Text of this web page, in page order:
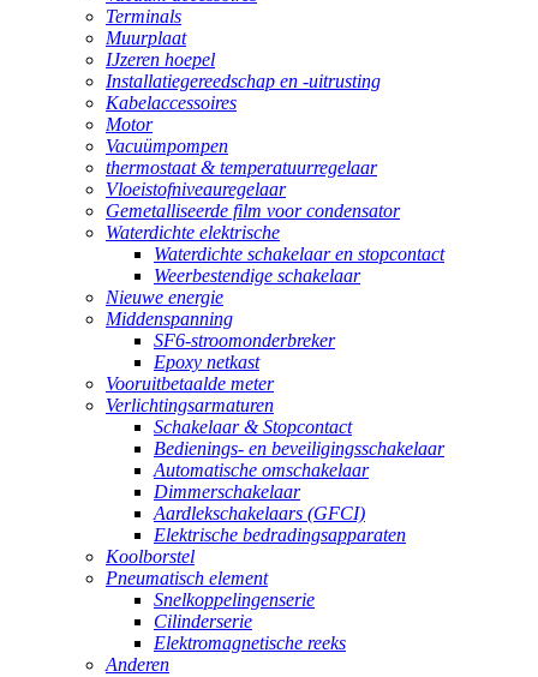
Terminals
Muurplaat
IJzeren hoepel
Installatiegereedschap en -uitrusting
Kabelaccessoires
Motor
Vacuümpompen
thermostaat & temperatuurregelaar
Vloeistofniveauregelaar
Gemetalliseerde film voor condensator
Waterdichte elektrische
Waterdichte schakelaar en stopcontact
Weerbestendige schakelaar
Nieuwe energie
Middenspanning
SF6-stroomonderbreker
Epoxy netkast
Vooruitbetaalde meter
Verlichtingsarmaturen
Schakelaar & Stopcontact
Bedienings- en beveiligingsschakelaar
Automatische omschakelaar
Dimmerschakelaar
Aardlekschakelaars (GFCI)
Elektrische bedradingsapparaten
Koolborstel
Pneumatisch element
Snelkoppelingenserie
Cilinderserie
Elektromagnetische reeks
Anderen